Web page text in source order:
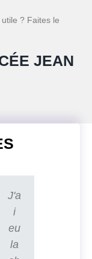
? Faites le
JEAN
J'a
i
eu
la